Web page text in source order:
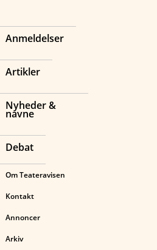
Anmeldelser
Artikler
Nyheder &
navne
Debat
Om Teateravisen
Kontakt
Annoncer
Arkiv